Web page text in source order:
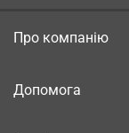
Про компанію
Допомога